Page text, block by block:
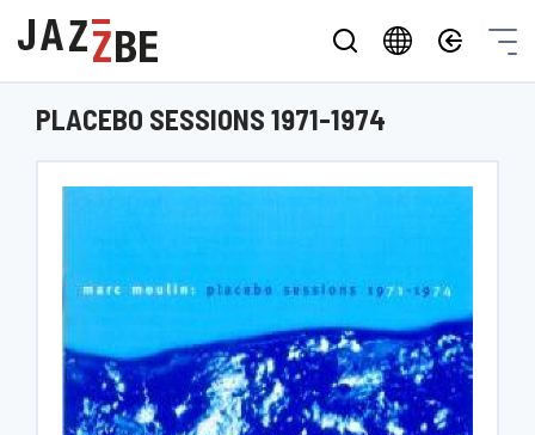
PLACEBO SESSIONS 1971-1974